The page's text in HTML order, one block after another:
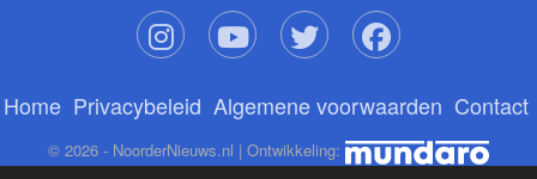
Home Privacybeleid Algemene voorwaarden Contact
© 2026 - NoorderNieuws.nl | Ontwikkeling: